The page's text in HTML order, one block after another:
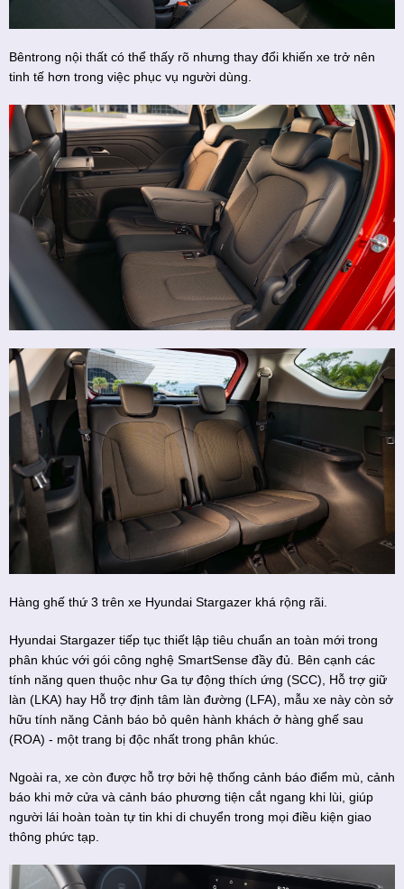
Bêntrong nội thất có thể thấy rõ nhưng thay đổi khiến xe trở nên
tinh tế hơn trong việc phục vụ người dùng.
Hàng ghế thứ 3 trên xe Hyundai Stargazer khá rộng rãi.
Hyundai Stargazer tiếp tục thiết lập tiêu chuẩn an toàn mới trong
phân khúc với gói công nghệ SmartSense đầy đủ. Bên cạnh các
tính năng quen thuộc như Ga tự động thích ứng (SCC), Hỗ trợ giữ
làn (LKA) hay Hỗ trợ định tâm làn đường (LFA), mẫu xe này còn sở
hữu tính năng Cảnh báo bỏ quên hành khách ở hàng ghế sau
(ROA) - một trang bị độc nhất trong phân khúc.
Ngoài ra, xe còn được hỗ trợ bởi hệ thống cảnh báo điểm mù, cảnh
báo khi mở cửa và cảnh báo phương tiện cắt ngang khi lùi, giúp
người lái hoàn toàn tự tin khi di chuyển trong mọi điều kiện giao
thông phức tạp.